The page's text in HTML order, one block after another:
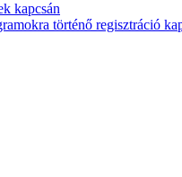
kapcsán
történő regisztráció